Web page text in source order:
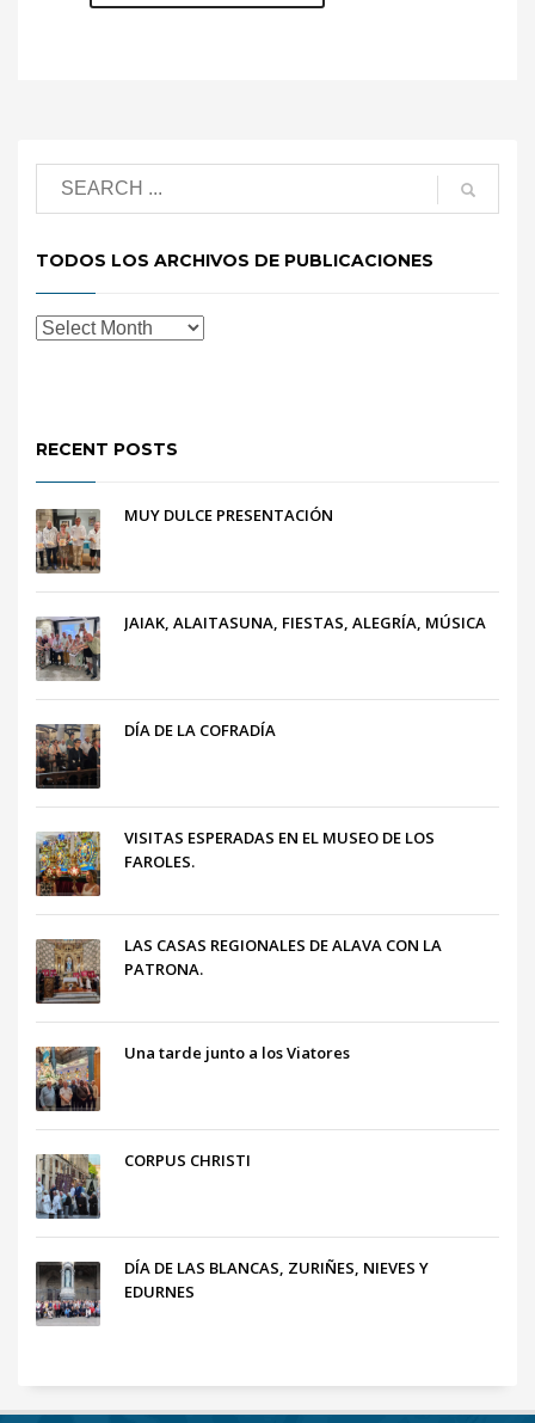
TODOS LOS ARCHIVOS DE PUBLICACIONES
RECENT POSTS
MUY DULCE PRESENTACIÓN
JAIAK, ALAITASUNA, FIESTAS, ALEGRÍA, MÚSICA
DÍA DE LA COFRADÍA
VISITAS ESPERADAS EN EL MUSEO DE LOS
FAROLES.
LAS CASAS REGIONALES DE ALAVA CON LA
PATRONA.
Una tarde junto a los Viatores
CORPUS CHRISTI
DÍA DE LAS BLANCAS, ZURIÑES, NIEVES Y
EDURNES